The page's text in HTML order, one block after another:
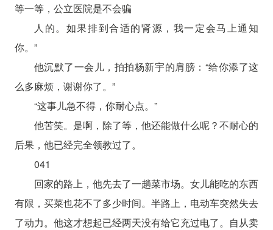
等一等，公立医院是不会骗
人的。如果排到合适的肾源，我一定会马上通知
你。”
他沉默了一会儿，拍拍杨新宇的肩膀：“给你添了这
么多麻烦，谢谢你了。”
“这事儿急不得，你耐心点。”
他苦笑。是啊，除了等，他还能做什么呢？不耐心的
后果，他已经完全领教过了。
041
回家的路上，他先去了一趟菜市场。女儿能吃的东西
有限，买菜也花不了多少时间。半路上，电动车突然失去
了动力。他这才想起已经两天没有给它充过电了。自从卖